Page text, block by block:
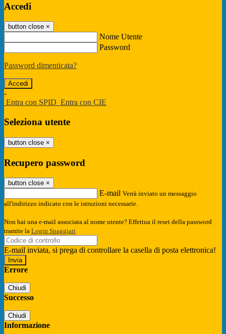
Accedi
button close ×
Nome Utente
Password
Password dimenticata?
-
Entra con SPID Entra con CIE
Seleziona utente
button close ×
Recupero password
button close ×
E-mail Verrà inviato un messaggio
all'indirizzo indicato con le istruzioni necessarie.
Non hai una e-mail associata al nome utente? Effettua il reset della password
tramite la Login Spaggiari
E-mail inviata, si prega di controllare la casella di posta elettronica!
Errore
Chiudi
Successo
Chiudi
Informazione